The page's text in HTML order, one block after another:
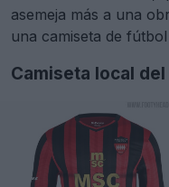
asemeja más a una
una camiseta de
Camiseta local